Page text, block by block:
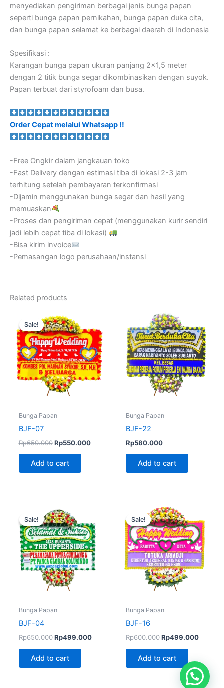
menyediakan pengiriman berbagai jenis bunga papan
seperti bunga papan pernikahan, bunga papan duka cita,
dan bunga papan selamat ke berbagai daerah di Indonesia
Spesifikasi :
Karangan bunga papan ukuran panjang 2×1,5 meter
dengan 2 titik bunga segar dikombinasikan dengan suyok.
Papan terbuat dari styrofoam dan busa.
Order Cepat melalui Whatsapp !!
-Free Ongkir dalam jangkauan toko
-Fast Delivery dengan estimasi tiba di lokasi 2-3 jam
terhitung setelah pembayaran terkonfirmasi
-Dijamin menggunakan bunga segar dan hasil yang
memuaskan
-Proses dan pengiriman cepat (menggunakan kurir sendiri
jadi lebih cepat tiba di lokasi)
-Bisa kirim invoice
-Pemasangan logo perusahaan/instansi
Related products
Sale!
Sale!
Bunga Papan
BJF-07
Rp650.000
price
was:
Rp650.000.
Rp550.000
is:
Rp550.000.
Add to cart
Bunga Papan
BJF-22
Rp580.000
Add to cart
Sale!
Sale!
Bunga Papan
BJF-04
Rp650.000
price
was:
Rp650.000.
Rp499.000
is:
Rp499.000.
Add to cart
Sale!
Sale!
Bunga Papan
BJF-16
Rp600.000
Original
price
was:
Rp600.000.
Rp499.000
is:
Add to cart